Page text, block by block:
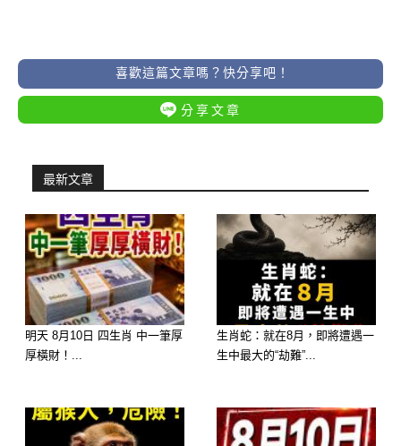
喜歡這篇文章嗎？快分享吧！
分享文章
最新文章
明天 8月10日 四生肖 中一筆厚
厚橫財！...
生肖蛇：就在8月，即將遭遇一
生中最大的“劫難”...